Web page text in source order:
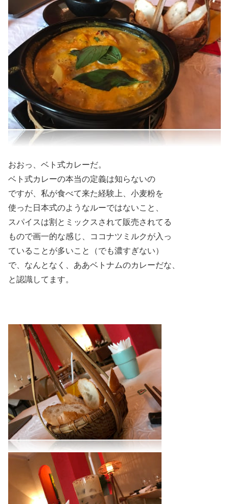
おおっ、ベト式カレーだ。
ベト式カレーの本当の定義は知らないの
ですが、私が食べて来た経験上、小麦粉を
使った日本式のようなルーではないこと、
スパイスは割とミックスされて販売されてる
もので画一的な感じ、ココナツミルクが入っ
ていることが多いこと（でも濃すぎない）
で、なんとなく、ああベトナムのカレーだな、
と認識してます。